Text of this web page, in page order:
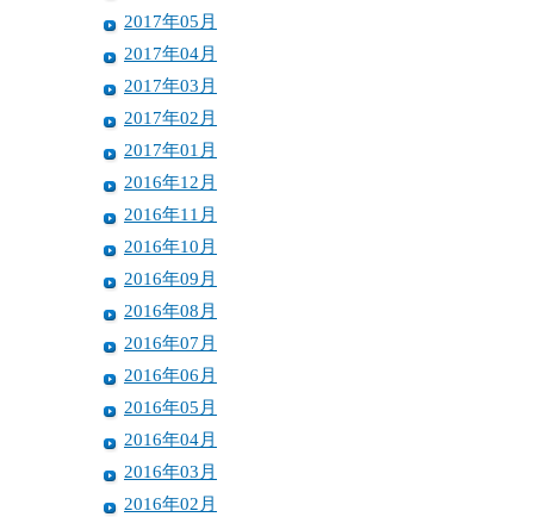
2017年05月
2017年04月
2017年03月
2017年02月
2017年01月
2016年12月
2016年11月
2016年10月
2016年09月
2016年08月
2016年07月
2016年06月
2016年05月
2016年04月
2016年03月
2016年02月